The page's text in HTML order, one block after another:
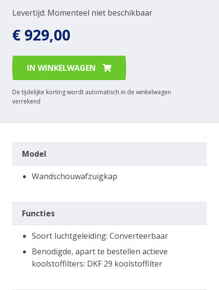
Levertijd: Momenteel niet beschikbaar
€ 929,00
IN WINKELWAGEN
De tijdelijke korting wordt automatisch in de winkelwagen
verrekend
Model
Wandschouwafzuigkap
Functies
Soort luchtgeleiding: Converteerbaar
Benodigde, apart te bestellen actieve
koolstoffilters: DKF 29 koolstoffilter